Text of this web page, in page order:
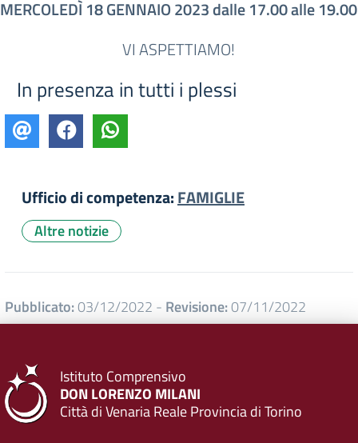
MERCOLEDÌ 18 GENNAIO 2023 dalle 17.00 alle 19.00
VI ASPETTIAMO!
In presenza in tutti i plessi
Ufficio di competenza:FAMIGLIE
Altre notizie
Pubblicato:03/12/2022 - Revisione:07/11/2022
Istituto Comprensivo
DON LORENZO MILANI
Città di Venaria Reale Provincia di Torino